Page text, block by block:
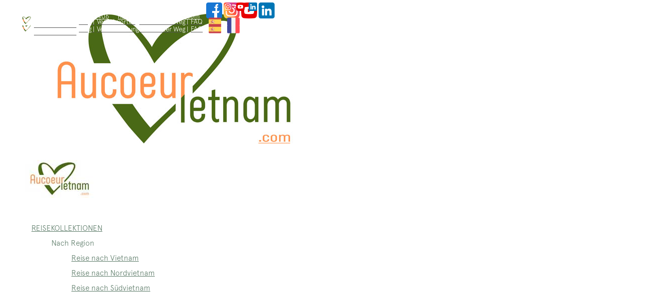
WhatsApp: +84.909.426.406 hallo@aucoeurvietnam.com
Blog | Verantwortungsbewusster Weg | FAQ
REISEKOLLEKTIONEN
Nach Region
Reise nach Vietnam
Reise nach Nordvietnam
Reise nach Südvietnam
Blog | Verantwortungsbewusster Weg | FAQ